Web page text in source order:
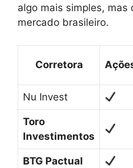
algo mais simples, mas
mercado brasileiro.
Corretora
Nu Invest
Toro
Investimentos
BTG Pactual